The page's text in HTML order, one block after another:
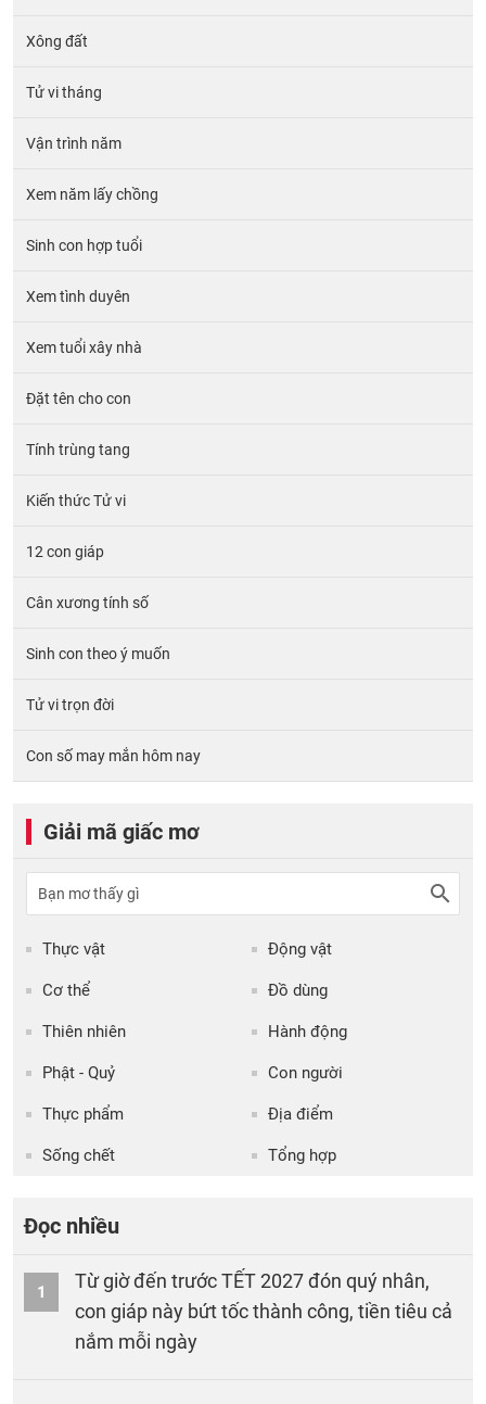
Xông đất
Tử vi tháng
Vận trình năm
Xem năm lấy chồng
Sinh con hợp tuổi
Xem tình duyên
Xem tuổi xây nhà
Đặt tên cho con
Tính trùng tang
Kiến thức Tử vi
12 con giáp
Cân xương tính số
Sinh con theo ý muốn
Tử vi trọn đời
Con số may mắn hôm nay
Giải mã giấc mơ
Thực vật Động vật
Cơ thể Đồ dùng
Thiên nhiên Hành động
Phật - Quỷ Con người
Thực phẩm Địa điểm
Sống chết Tổng hợp
Đọc nhiều
1
Từ giờ đến trước TẾT 2027 đón quý nhân,
con giáp này bứt tốc thành công, tiền tiêu cả
nắm mỗi ngày